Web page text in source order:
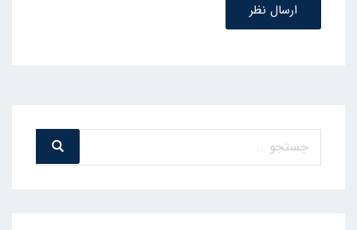
ارسال نظر
جستجو
برای:
جست
و
جو